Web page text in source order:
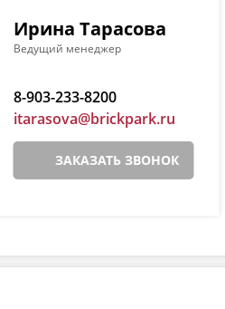
Ирина Тарасова
Ведущий менеджер
8-903-233-8200
itarasova@brickpark.ru
ЗАКАЗАТЬ ЗВОНОК